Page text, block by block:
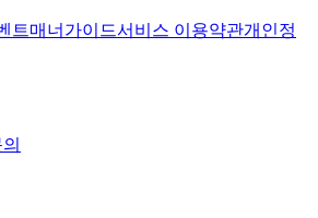
트매너가이드서비스 이용약관개인정